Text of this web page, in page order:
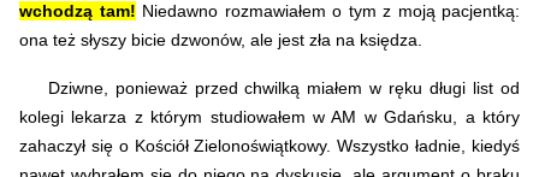
wchodzą tam! Niedawno rozmawiałem o tym z moją pacjentką:
ona też słyszy bicie dzwonów, ale jest zła na księdza.
Dziwne, ponieważ przed chwilką miałem w ręku długi list od
kolegi lekarza z którym studiowałem w AM w Gdańsku, a który
zahaczył się o Kościół Zielonoświątkowy. Wszystko ładnie, kiedyś